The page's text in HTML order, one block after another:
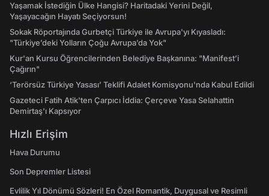
Yaşamak İstediğin Ülke Hangisi? Haritadaki Yerini Değil,
Yaşayacağın Hayatı Seçiyorsun!
Sokak Röportajında Gurbetçi Türkiye ile Avrupa'yı Kıyasladı:
"Türkiye’deki Yolların Çoğu Avrupa’da Yok"
Kur'an Kursu Öğrencilerinden Belediye Başkanına: "Manifest’i
Çağırın"
‘Terörsüz Türkiye Yasası’ Teklifi Adalet Komisyonu'nda Kabul Edildi
Gazeteci Fatih Atik'ten Çarpıcı İddia: Çerçeve Yasa Selahattin
Demirtaş'ı Kapsıyor
Hızlı Erişim
Hava Durumu
Son Depremler Listesi
Evlilik Yıl Dönümü Sözleri! En Özel Romantik, Duygusal ve Resimli